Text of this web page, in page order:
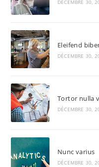
DÉCEMBRE 30,
Eleifend
DÉCEMBRE 30,
Tortor nulla
DÉCEMBRE 30,
Nunc varius
DÉCEMBRE 30,